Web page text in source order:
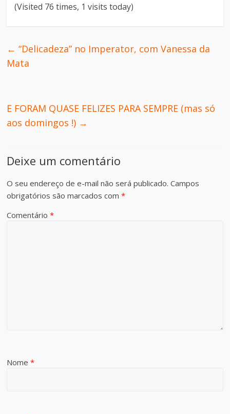
(Visited 76 times, 1 visits today)
← “Delicadeza” no Imperator, com Vanessa da
Mata
E FORAM QUASE FELIZES PARA SEMPRE (mas só
aos domingos !) →
Deixe um comentário
O seu endereço de e-mail não será publicado. Campos
obrigatórios são marcados com*
Comentário*
Nome*